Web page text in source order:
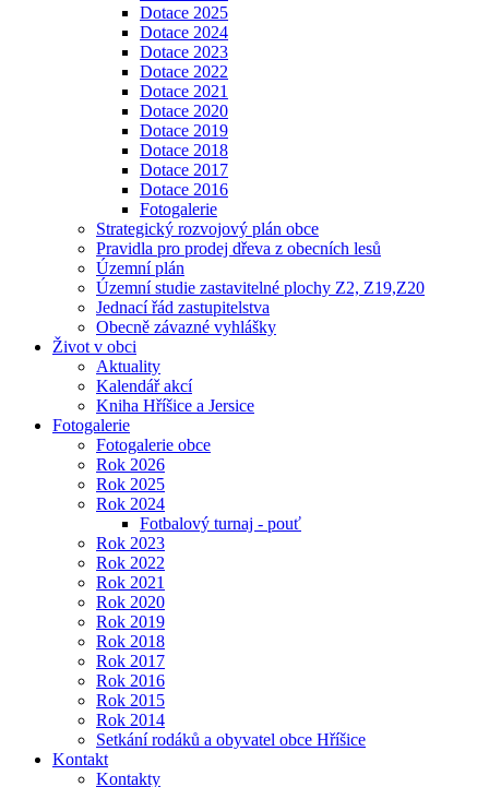
Dotace 2025
Dotace 2024
Dotace 2023
Dotace 2022
Dotace 2021
Dotace 2020
Dotace 2019
Dotace 2018
Dotace 2017
Dotace 2016
Fotogalerie
Strategický rozvojový plán obce
Pravidla pro prodej dřeva z obecních lesů
Územní plán
Územní studie zastavitelné plochy Z2, Z19,Z20
Jednací řád zastupitelstva
Obecně závazné vyhlášky
Život v obci
Aktuality
Kalendář akcí
Kniha Hříšice a Jersice
Fotogalerie
Fotogalerie obce
Rok 2026
Rok 2025
Rok 2024
Fotbalový turnaj - pouť
Rok 2023
Rok 2022
Rok 2021
Rok 2020
Rok 2019
Rok 2018
Rok 2017
Rok 2016
Rok 2015
Rok 2014
Setkání rodáků a obyvatel obce Hříšice
Kontakt
Kontakty